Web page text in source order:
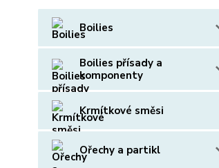
Boilies
Boilies přísady a
komponenty
Krmítkové směsi
Ořechy a partikl